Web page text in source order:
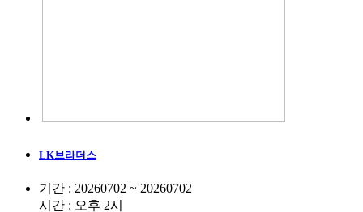
LK브라더스
기간 : 20260702 ~ 20260702
시간 : 오후 2시